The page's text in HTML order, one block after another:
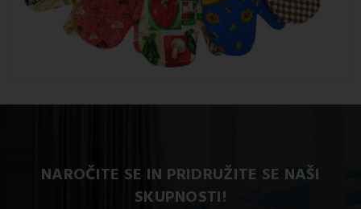
NAROČITE SE IN PRIDRUŽITE SE NAŠI
SKUPNOSTI!